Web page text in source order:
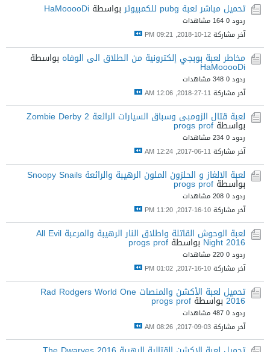
تحميل مباشر لعبة pubg للكمبيوتر بواسطة HaMooooDi
ردود 0
164 مشاهدات
آخر مشاركة12-10-2018, 09:21 PM
مخاطر لعبة بوبجي إلكترونية من الطلاق الى الوفاه بواسطة
HaMooooDi
ردود 0
348 مشاهدات
آخر مشاركة11-27-2018, 12:06 AM
لعبة قتال الزومبى وسباق السيارات الرائعة Zombie Derby 2
بواسطةprogs prof
ردود 0
234 مشاهدات
آخر مشاركة11-06-2017, 12:24 AM
لعبة الالغاز و الحلزون الملون الرهيبة والرائعة Snoopy Snails
بواسطة progs prof
ردود 0
208 مشاهدات
آخر مشاركة10-16-2017, 11:20 PM
لعبة الوحوش القاتلة واطلاق النار الرهيبة والمرعبة All Evil
Night 2016 بواسطة progs prof
ردود 0
220 مشاهدات
آخر مشاركة10-16-2017, 01:02 PM
تحميل لعبة الأكشن والمنصات Rad Rodgers World One
2016 بواسطة progs prof
ردود 0
487 مشاهدات
آخر مشاركة03-09-2017, 08:26 AM